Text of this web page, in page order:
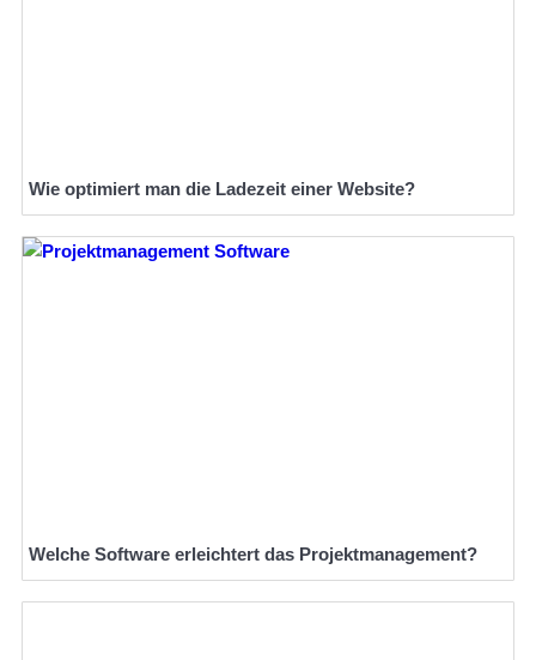
Wie optimiert man die Ladezeit einer Website?
Welche Software erleichtert das Projektmanagement?